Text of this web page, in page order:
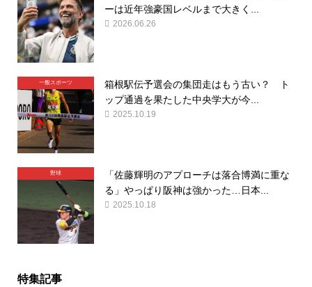
ーは近年強豪国レベルまで大きく...
2026.06.26
一般スポーツ
箱根駅伝予選会の集団走はもう古い？ ト
ップ通過を果たした中央学大が今...
2025.10.19
野球
「佐藤輝明のアプローチは落合博満に重な
る」やっぱり阪神は強かった…日本...
2025.10.18
特集記事